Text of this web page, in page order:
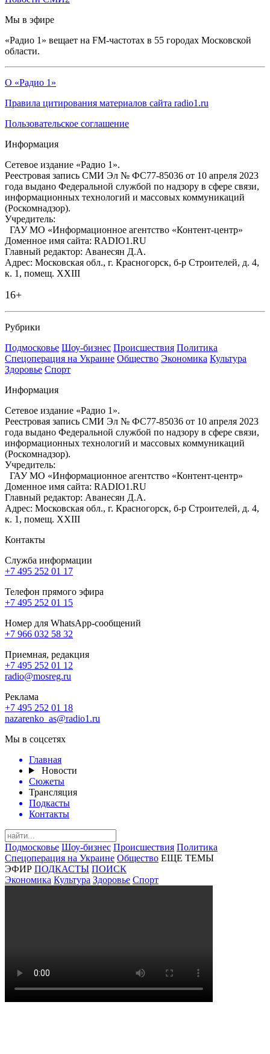
Мы в эфире
«Радио 1» вещает на FM-частотах в 55 городах Московской
области.
О «Радио 1»
Правила цитирования материалов сайта radio1.ru
Пользовательское соглашение
Информация
Сетевое издание «Радио 1».
Реестровая запись СМИ Эл № ФС77-85036 от 10 апреля 2023
года выдано Федеральной службой по надзору в сфере связи,
информационных технологий и массовых коммуникаций
(Роскомнадзор).
Учредитель:
ГАУ МО «Информационное агентство «Контент-центр»
Доменное имя сайта: RADIO1.RU
Главный редактор: Аванесян Д.А.
Адрес: Московская обл., г. Красногорск, б-р Строителей, д. 4,
к. 1, помещ. XXIII
16+
Рубрики
Подмосковье Шоу-бизнес Происшествия Политика
Спецоперация на Украине Общество Экономика Культура
Здоровье Спорт
Информация
Сетевое издание «Радио 1».
Реестровая запись СМИ Эл № ФС77-85036 от 10 апреля 2023
года выдано Федеральной службой по надзору в сфере связи,
информационных технологий и массовых коммуникаций
(Роскомнадзор).
Учредитель:
ГАУ МО «Информационное агентство «Контент-центр»
Доменное имя сайта: RADIO1.RU
Главный редактор: Аванесян Д.А.
Адрес: Московская обл., г. Красногорск, б-р Строителей, д. 4,
к. 1, помещ. XXIII
Контакты
Служба информации
+7 495 252 01 17
Телефон прямого эфира
+7 495 252 01 15
Номер для WhatsApp-сообщений
+7 966 032 58 32
Приемная, редакция
+7 495 252 01 12
radio@mosreg.ru
Реклама
+7 495 252 01 18
nazarenko_as@radio1.ru
Мы в соцсетях
Главная
Новости
Сюжеты
Трансляция
Подкасты
Контакты
Подмосковье Шоу-бизнес Происшествия Политика
Спецоперация на Украине Общество ЕЩЕ ТЕМЫ
ЭФИР ПОДКАСТЫ ПОИСК
Экономика Культура Здоровье Спорт